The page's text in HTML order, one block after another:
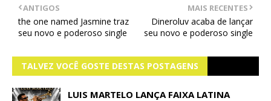
MAIS RECENTES
Dineroluv acaba de lançar
seu novo e poderoso single
ANTIGOS
the one named Jasmine traz
seu novo e poderoso single
TALVEZ VOCÊ GOSTE DESTAS POSTAGENS
LUIS MARTELO LANÇA FAIXA LATINA